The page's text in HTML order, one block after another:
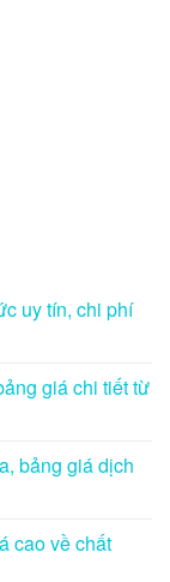
uy tín, chi phí
giá chi tiết từ
bảng giá dịch
cao về chất